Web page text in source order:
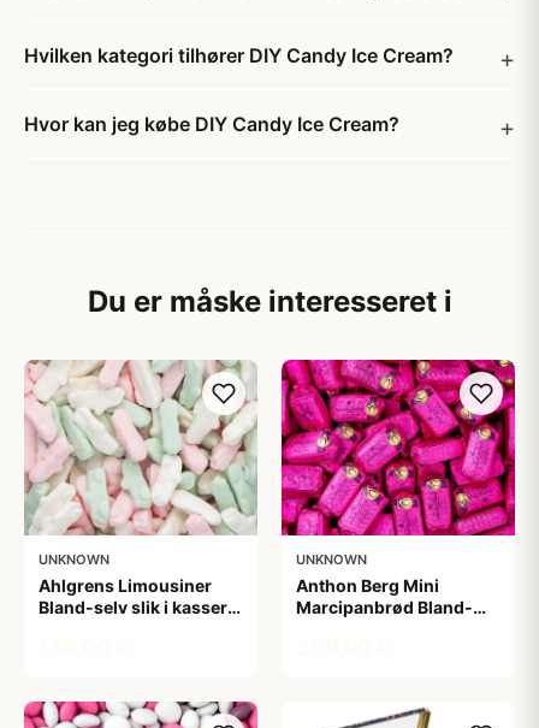
Hvilken kategori tilhører DIY Candy Ice Cream?
Hvor kan jeg købe DIY Candy Ice Cream?
Du er måske interesseret i
UNKNOWN
Ahlgrens Limousiner
Bland-selv slik i kasser 1
UNKNOWN
Anthon Berg Mini
Marcipanbrød Bland-